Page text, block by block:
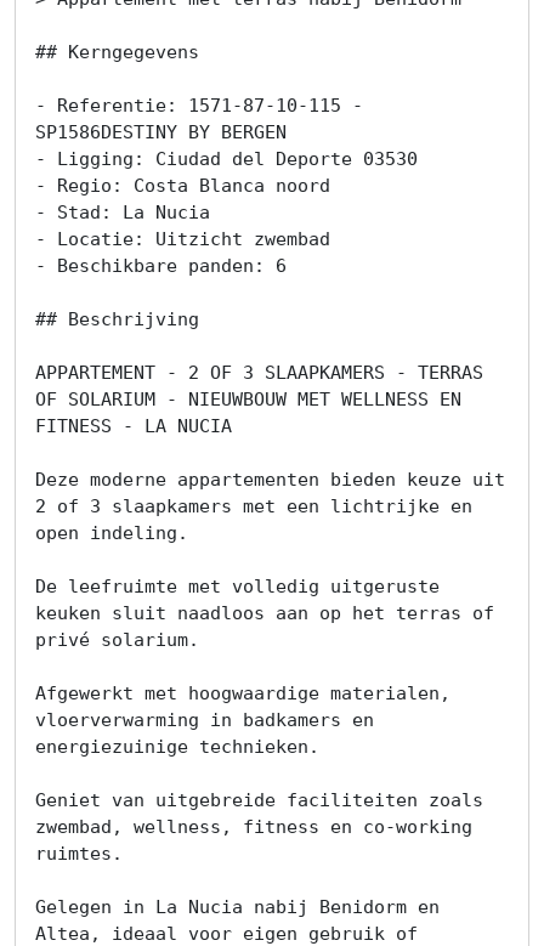
## Kerngegevens
- Referentie: 1571-87-10-115 -
SP1586DESTINY BY BERGEN
- Ligging: Ciudad del Deporte 03530
- Regio: Costa Blanca noord
- Stad: La Nucia
- Locatie: Uitzicht zwembad
- Beschikbare panden: 6
## Beschrijving
APPARTEMENT - 2 OF 3 SLAAPKAMERS - TERRAS
OF SOLARIUM - NIEUWBOUW MET WELLNESS EN
FITNESS - LA NUCIA
Deze moderne appartementen bieden keuze uit
2 of 3 slaapkamers met een lichtrijke en
open indeling.
De leefruimte met volledig uitgeruste
keuken sluit naadloos aan op het terras of
privé solarium.
Afgewerkt met hoogwaardige materialen,
vloerverwarming in badkamers en
energiezuinige technieken.
Geniet van uitgebreide faciliteiten zoals
zwembad, wellness, fitness en co-working
ruimtes.
Gelegen in La Nucia nabij Benidorm en
Altea, ideaal voor eigen gebruik of